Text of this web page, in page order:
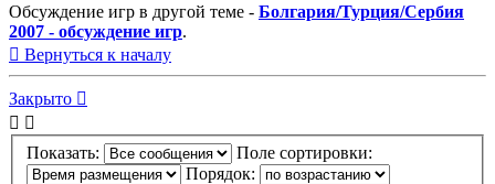
Обсуждение игр в другой теме - Болгария/Турция/Сербия
2007 - обсуждение игр.
Вернуться к началу
Закрыто
Показать:
Поле сортировки:
Порядок: